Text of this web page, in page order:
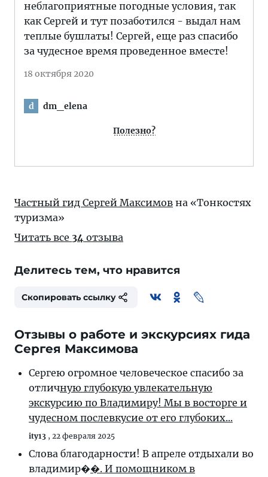
неблагоприятные погодные условия, так
как Сергей и тут позаботился - выдал нам
теплые бушлаты! Сергей, еще раз спасибо
за чудесное время проведенное вместе!
18 октября 2020
d dm_elena
Полезно?
Частный гид Сергей Максимов на «Тонкостях
туризма»
Читать все 34 отзыва
Делитесь тем, что нравится
Скопировать ссылку
Отзывы о работе и экскурсиях гида
Сергея Максимова
Сергею огромное человеческое спасибо за
отличную глубокую увлекательную
экскурсию по Владимиру! Мы в восторге и
чудесном послевкусие от его глубоких...
ity13 , 22 февраля 2025
Слова благодарности! В апреле отдыхали во
владимир��. И помощником в